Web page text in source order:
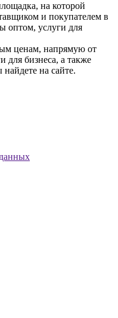
на которой
и покупателем в
оптом, услуги для
ценам, напрямую от
для бизнеса, а также
на сайте.